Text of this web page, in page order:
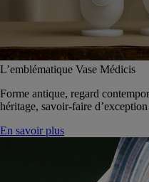
L’emblématique Vase Médicis
Forme antique, regard
héritage, savoir-faire
En savoir plus